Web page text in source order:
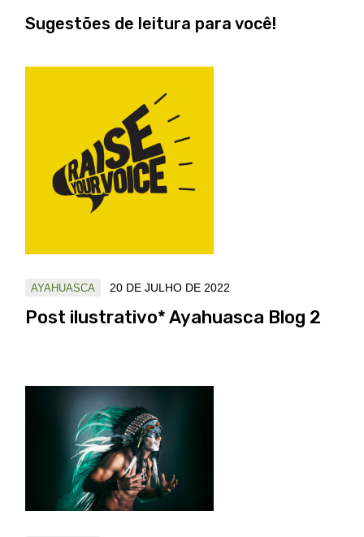
Sugestões de leitura para você!
AYAHUASCA 20 DE JULHO DE 2022
Post ilustrativo* Ayahuasca Blog 2